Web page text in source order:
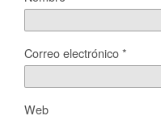
Correo electrónico*
Web